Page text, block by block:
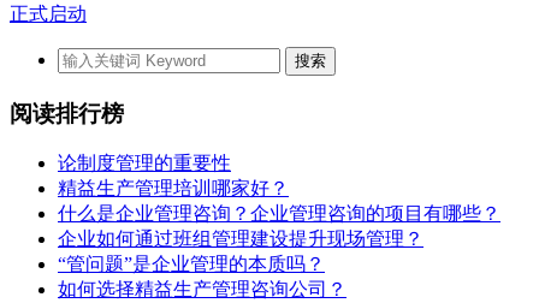
正式启动
阅读排行榜
论制度管理的重要性
精益生产管理培训哪家好？
什么是企业管理咨询？企业管理咨询的项目有哪些？
企业如何通过班组管理建设提升现场管理？
“管问题”是企业管理的本质吗？
如何选择精益生产管理咨询公司？